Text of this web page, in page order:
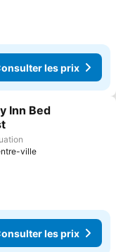
les prix
favoris
Inn Bed
ville
les prix